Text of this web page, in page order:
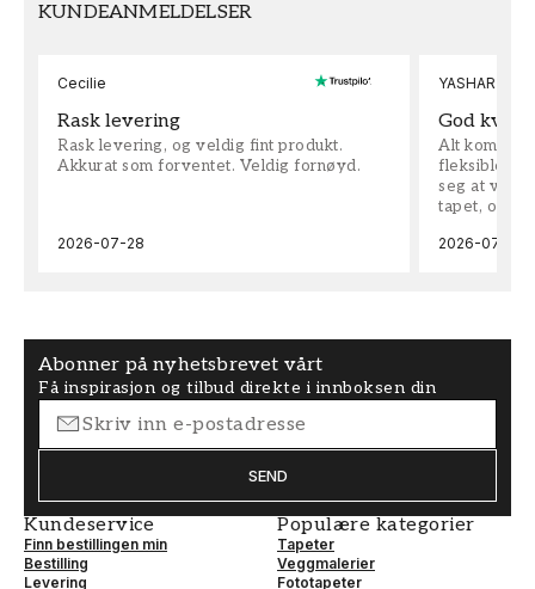
KUNDEANMELDELSER
Cecilie
Rask levering
Rask levering, og veldig fint produkt.
Akkurat som forventet. Veldig fornøyd.
2026-07-28
YASHAR
God
Alt kom
fleksible på
seg at vi
tapet, og
2026-07-04
Abonner på nyhetsbrevet vårt
Få inspirasjon og tilbud direkte i innboksen din
SEND
Kundeservice
Finn bestillingen min
Bestilling
Levering
Populære kategorier
Tapeter
Veggmalerier
Fototapeter